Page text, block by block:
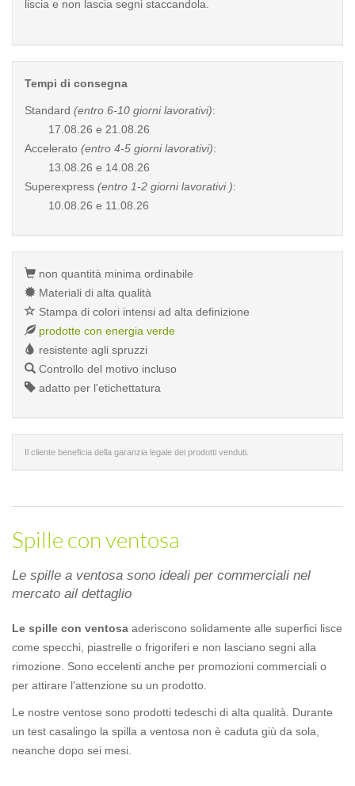
liscia e non lascia segni staccandola.
Tempi di consegna
Standard (entro 6-10 giorni lavorativi):
17.08.26 e 21.08.26
Accelerato (entro 4-5 giorni lavorativi):
13.08.26 e 14.08.26
Superexpress (entro 1-2 giorni lavorativi ):
10.08.26 e 11.08.26
non quantità minima ordinabile
Materiali di alta qualità
Stampa di colori intensi ad alta definizione
prodotte con energia verde
resistente agli spruzzi
Controllo del motivo incluso
adatto per l'etichettatura
Il cliente beneficia della garanzia legale dei prodotti venduti.
Spille con ventosa
Le spille a ventosa sono ideali per commerciali nel
mercato ail dettaglio
Le spille con ventosa aderiscono solidamente alle superfici lisce
come specchi, piastrelle o frigoriferi e non lasciano segni alla
rimozione. Sono eccelenti anche per promozioni commerciali o
per attirare l'attenzione su un prodotto.
Le nostre ventose sono prodotti tedeschi di alta qualità. Durante
un test casalingo la spilla a ventosa non è caduta giù da sola,
neanche dopo sei mesi.